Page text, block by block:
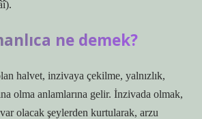
ne demek?
halvet, inzivaya çekilme, yalnızlık,
olma anlamlarına gelir. İnzivada olmak,
olacak şeylerden kurtularak, arzu